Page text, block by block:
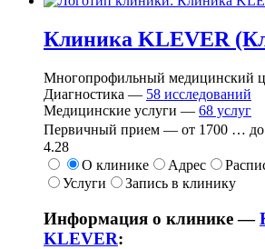
Клиника KLEVER
Многопрофильный медицинский
Диагностика — 58 исследований
Медицинские услуги — 68 услуг
Первичный прием — от 1700 … до
4.28
О клинике
Адрес
Услуги
Запись в клинику
Информация о клинике —
KLEVER: